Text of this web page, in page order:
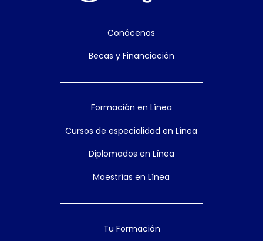
Conócenos
Becas y Financiación
Formación en Línea
Cursos de especialidad en Línea
Diplomados en Línea
Maestrías en Línea
Tu Formación